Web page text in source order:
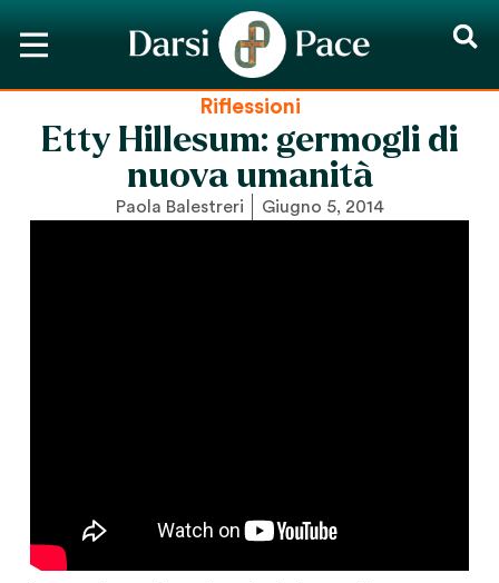
Riflessioni
Etty Hillesum: germogli di
nuova umanità
Paola Balestreri Giugno 5, 2014